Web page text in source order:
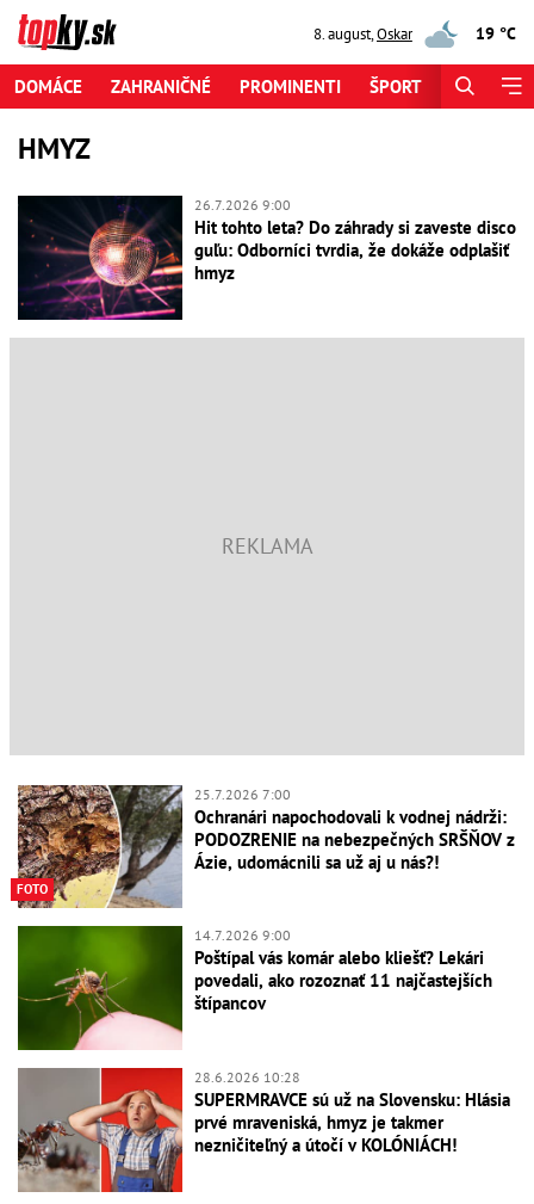
8. august,Oskar 19 °C
DOMÁCE ZAHRANIČNÉ PROMINENTI ŠPORT
HMYZ
26.7.2026 9:00
Hit tohto leta? Do záhrady si zaveste disco
guľu: Odborníci tvrdia, že dokáže odplašiť
hmyz
FOTO
25.7.2026 7:00
Ochranári napochodovali k vodnej nádrži:
PODOZRENIE na nebezpečných SRŠŇOV z
Ázie, udomácnili sa už aj u nás?!
14.7.2026 9:00
Poštípal vás komár alebo kliešť? Lekári
povedali, ako rozoznať 11 najčastejších
štípancov
28.6.2026 10:28
SUPERMRAVCE sú už na Slovensku: Hlásia
prvé mraveniská, hmyz je takmer
nezničiteľný a útočí v KOLÓNIÁCH!